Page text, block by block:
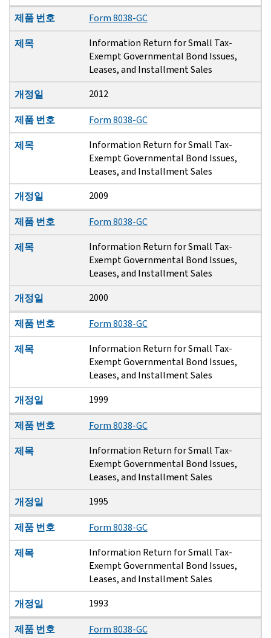
제품 번호
Form 8038-GC
제목
Information Return for Small Tax-
Exempt Governmental Bond Issues,
Leases, and Installment Sales
개정일
2012
제품 번호
Form 8038-GC
제목
Information Return for Small Tax-
Exempt Governmental Bond Issues,
Leases, and Installment Sales
개정일
2009
제품 번호
Form 8038-GC
제목
Information Return for Small Tax-
Exempt Governmental Bond Issues,
Leases, and Installment Sales
개정일
2000
제품 번호
Form 8038-GC
제목
Information Return for Small Tax-
Exempt Governmental Bond Issues,
Leases, and Installment Sales
개정일
1999
제품 번호
Form 8038-GC
제목
Information Return for Small Tax-
Exempt Governmental Bond Issues,
Leases, and Installment Sales
개정일
1995
제품 번호
Form 8038-GC
제목
Information Return for Small Tax-
Exempt Governmental Bond Issues,
Leases, and Installment Sales
개정일
1993
제품 번호
Form 8038-GC